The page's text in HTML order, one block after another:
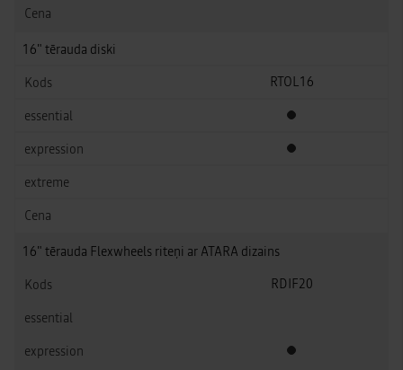
16" tērauda diski
RTOL16
Standarta aprīkojums
Standarta aprīkojums
16" tērauda Flexwheels riteņi ar ATARA dizains
RDIF20
Standarta aprīkojums